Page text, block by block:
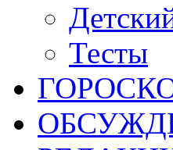
Тесты